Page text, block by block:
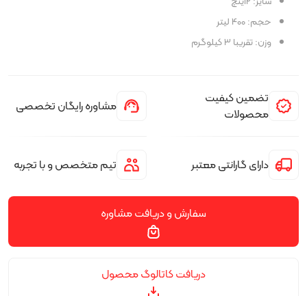
حجم: 400 لیتر
وزن: تقريبا 3 كيلوگرم
تضمین کیفیت
محصولات
مشاوره رایگان تخصصی
دارای گارانتی معتبر تیم متخصص و با تجربه
سفارش و دریافت مشاوره
دریافت کاتالوگ محصول